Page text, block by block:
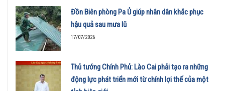
Đồn Biên phòng Pa Ủ giúp nhân dân khắc phục
hậu quả sau mưa lũ
17/07/2026
Thủ tướng Chính Phủ: Lào Cai phải tạo ra những
động lực phát triển mới từ chính lợi thế của một